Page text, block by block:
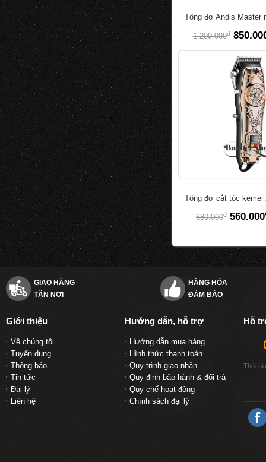
Tông đơ Andis Master
1.200.000đ
Tông đơ cắt tóc kemei
680.000đ 560.000
GIAO HÀNG
TẬN NƠI
HÀNG HÓA
ĐẢM BẢO
Giới thiệu
Về chúng tôi
Tuyển dụng
Thông báo
Tin tức
Đại lý
Liên hệ
Hướng dẫn, hỗ trợ
Hướng dẫn mua hàng
Hình thức thanh toán
Quy trình giao nhận
Quy định bảo hành & đổi trả
Quy chế hoạt động
Chính sách đại lý
Hỗ
Thời